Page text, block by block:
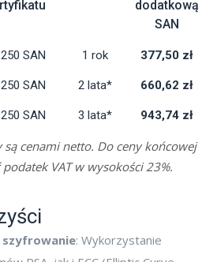
dodatkową
SAN
SAN 1 rok 377,50 zł
SAN 2 lata* 660,62 zł
SAN 3 lata* 943,74 zł
są cenami netto. Do ceny końcowej
VAT w wysokości 23%.
szyfrowanie: Wykorzystanie